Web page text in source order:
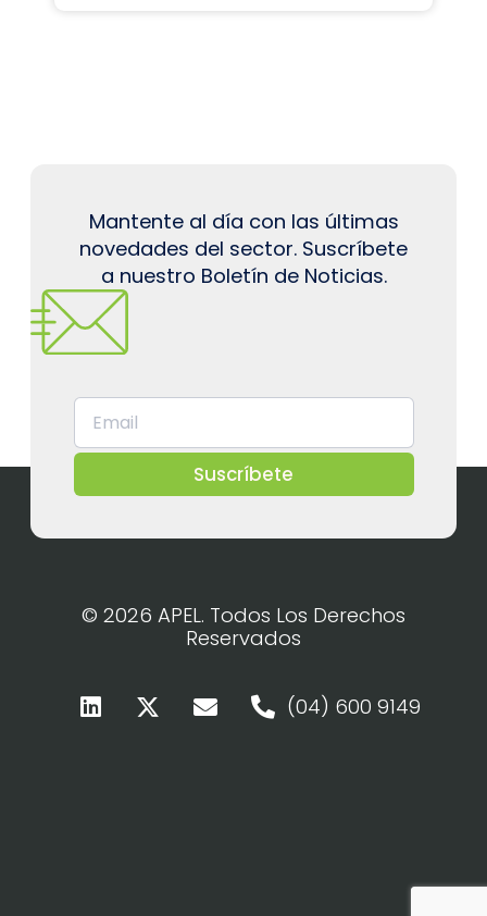
Mantente al día con las últimas
novedades del sector. Suscríbete
a nuestro Boletín de Noticias.
Suscríbete
© 2026 APEL. Todos Los Derechos
Reservados
(04) 600 9149